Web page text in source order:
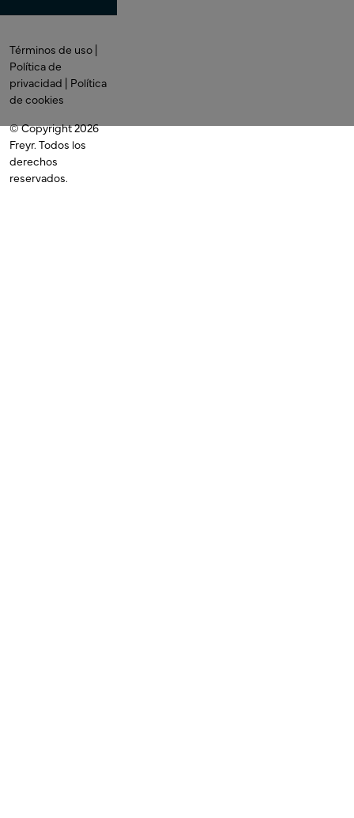
Términos de uso |
Política de
privacidad | Política
de cookies
© Copyright 2026
Freyr. Todos los
derechos
reservados.